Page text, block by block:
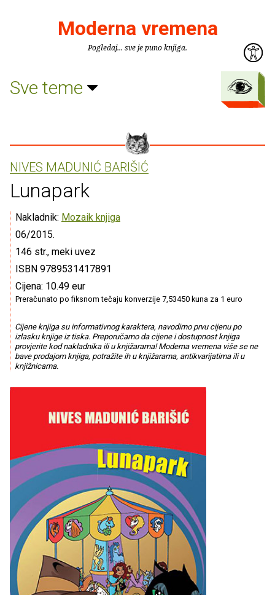
Moderna vremena
Pogledaj... sve je puno knjiga.
Sve teme
NIVES MADUNIĆ BARIŠIĆ
Lunapark
Nakladnik: Mozaik knjiga
06/2015.
146 str., meki uvez
ISBN 9789531417891
Cijena: 10.49 eur
Preračunato po fiksnom tečaju konverzije 7,53450 kuna za 1 euro
Cijene knjiga su informativnog karaktera, navodimo prvu cijenu po
izlasku knjige iz tiska. Preporučamo da cijene i dostupnost knjiga
provjerite kod nakladnika ili u knjižarama! Moderna vremena više se ne
bave prodajom knjiga, potražite ih u knjižarama, antikvarijatima ili u
knjižnicama.